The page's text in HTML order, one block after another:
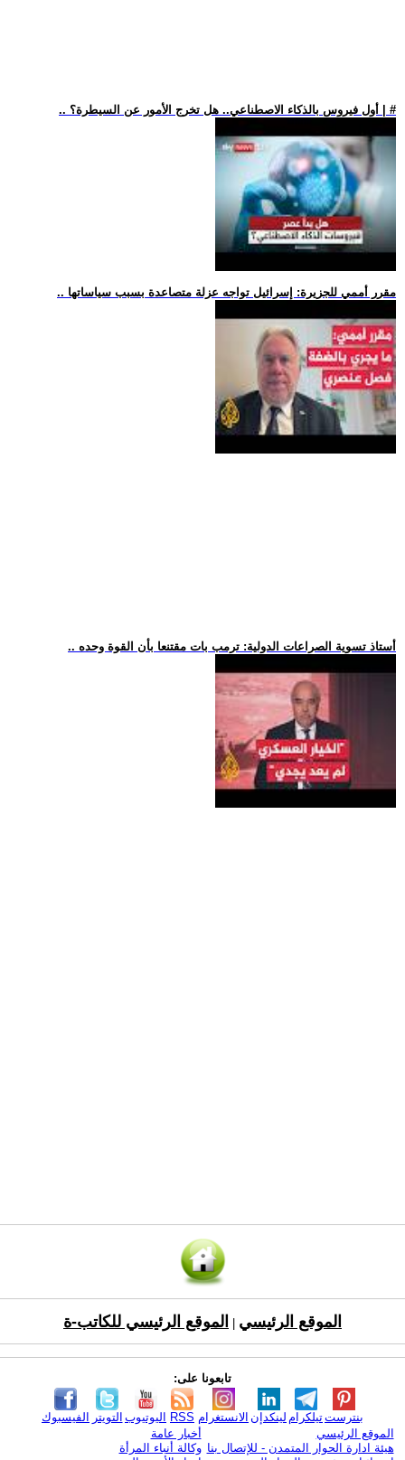
.. أول فيروس بالذكاء الاصطناعي.. هل تخرج الأمور عن السيطرة؟ | #
.. مقرر أممي للجزيرة: إسرائيل تواجه عزلة متصاعدة بسبب سياساتها
.. أستاذ تسوية الصراعات الدولية: ترمب بات مقتنعا بأن القوة وحده
الموقع الرئيسي الموقع الرئيسي للكاتب-ة
تابعونا على:
الفيسبوك التويتر اليوتيوب RSS الانستغرام لينكدإن تيلكرامبنترست
الموقع الرئيسي
هيئة ادارة الحوار المتمدن - للإتصال بنا
أخبار عامة
وكالة أنباء المرأة